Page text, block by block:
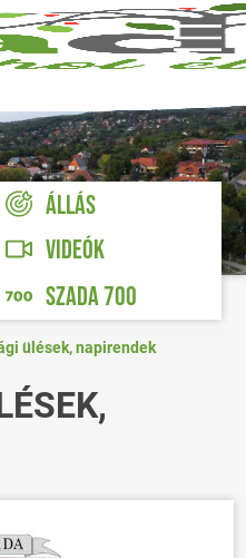
ÁLLÁS
VIDEÓK
SZADA 700
ülések, napirendek